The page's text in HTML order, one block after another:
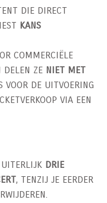
DIE DIRECT
KANS
COMMERCIËLE
DELEN ZE NIET MET
DE UITVOERING
VIA EEN
UITERLIJK DRIE
, TENZIJ JE EERDER